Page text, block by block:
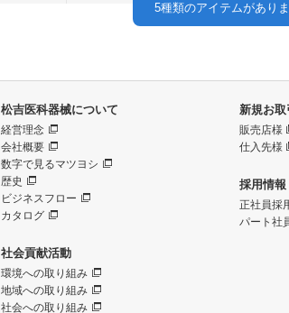
5種類のアイテムがあり
松吉医科器械について
経営理念
会社概要
数字で見るマツヨシ
歴史
ビジネスフロー
カタログ
社会貢献活動
環境への取り組み
地域への取り組み
社会への取り組み
新規お
販売店様
仕入先様
採用情報
正社員採
パート社